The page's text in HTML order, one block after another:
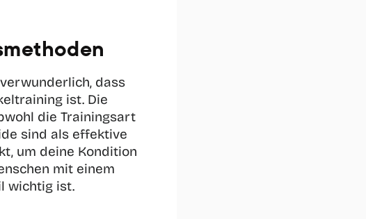
dass
ist. Die
die Trainingsart
sind als effektive
um deine Kondition
mit einem
wichtig ist.